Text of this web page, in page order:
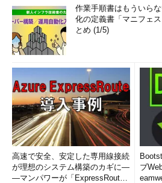
マンドライン）
画面3 表示項目を変えるよう指定し
作業手順書はもういら
化の定義書「マニフェ
とめ (1/5)
高速で安全、安定した専用線接続
が理想のシステム構築のカギに―
―マンパワーが「ExpressRout
ブ